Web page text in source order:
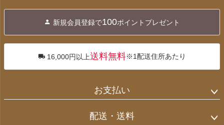
へ
新規会員登録で100ポイントプレゼント
16,000円以上送料無料※1配送住所あたり
お支払い
配送・送料